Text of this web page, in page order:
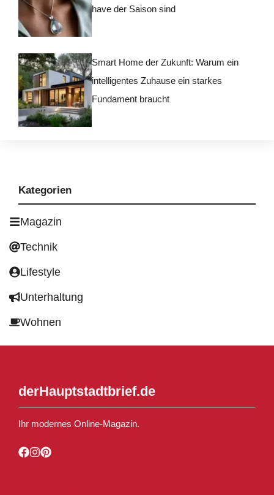
have der Saison sind
Smart Home der Zukunft: Warum ein
intelligentes Zuhause ein starkes
Fundament braucht
Kategorien
Magazin
Technik
Lifestyle
Unterhaltung
Wohnen
derHauptstadtbrief.de
Ihr modernes Online-Magazin.